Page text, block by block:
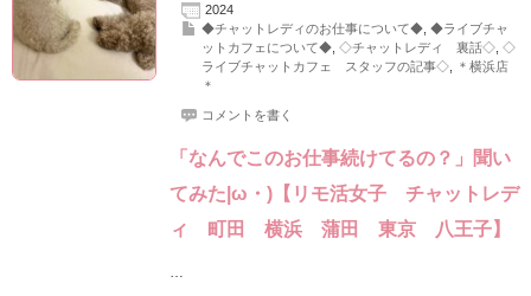
2024
◆チャットレディのお仕事について◆, ◆ライブチャ
ットカフェについて◆, ◇チャットレディ 裏話◇, ◇
ライブチャットカフェ スタッフの記事◇,
＊横浜店
＊
コメントを書く
「なんでこのお仕事続けてるの？」聞い
てみた|ω・)【リモ活女子 チャットレデ
ィ 町田 横浜 蒲田 東京 八王子】
…